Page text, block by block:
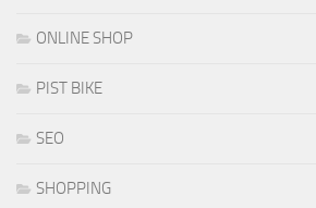
ONLINE SHOP
PIST BIKE
SEO
SHOPPING